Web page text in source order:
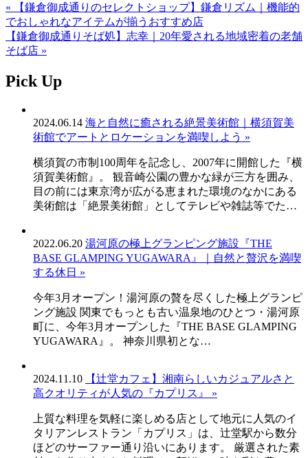
« 【鎌倉御成通りのセレクトショップ】鎌倉リズム｜機能的
でおしゃれなアイテムが揃うおすすめ店
【鎌倉御成通りそば処】志幸｜20年愛される地域密着の老舗
そば店 »
Pick Up
2024.06.14 海と自然に癒される絶景美術館｜横須賀美
術館でアートとロケーションを満喫しよう »
横須賀の市制100周年を記念し、2007年に開館した『横
須賀美術館』。 観音崎公園の豊かな緑が三方を囲み、
目の前には東京湾が広がる恵まれた環境のなかにある
美術館は「絶景美術館」としてテレビや雑誌等でた…
2022.06.20 湯河原の極上グランピング施設『THE
BASE GLAMPING YUGAWARA』｜自然と贅沢を満喫
する休日 »
今年3月オープン！湯河原の贅を尽くした極上グランピ
ング施設 関東でもっとも古い温泉地のひとつ・湯河原
町に、今年3月オープンした『THE BASE GLAMPING
YUGAWARA』。 神奈川県初とな…
2024.11.10
【辻堂カフェ】湘南らしいカジュアルさと
高クオリティが人気の『カプリス』 »
上質な料理を気軽に楽しめる店として地元に人気のイ
タリアンレストラン「カプリス」は、辻堂駅から数分
ほどのサーファー通り沿いにあります。 厳選された素